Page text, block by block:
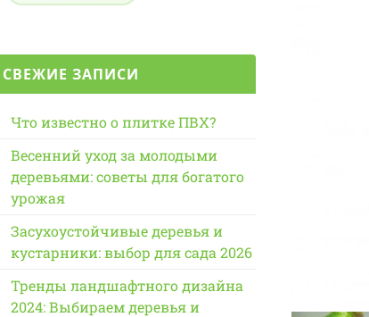
СВЕЖИЕ ЗАПИСИ
Что известно о плитке ПВХ?
Весенний уход за молодыми
деревьями: советы для богатого
урожая
Засухоустойчивые деревья и
кустарники: выбор для сада 2026
Тренды ландшафтного дизайна
2024: Выбираем деревья и